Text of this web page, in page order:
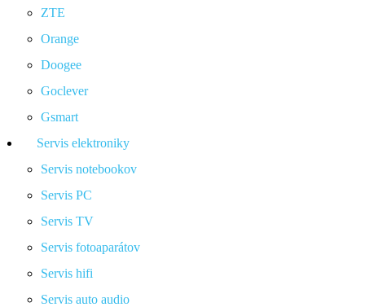
ZTE
Orange
Doogee
Goclever
Gsmart
Servis elektroniky
Servis notebookov
Servis PC
Servis TV
Servis fotoaparátov
Servis hifi
Servis auto audio